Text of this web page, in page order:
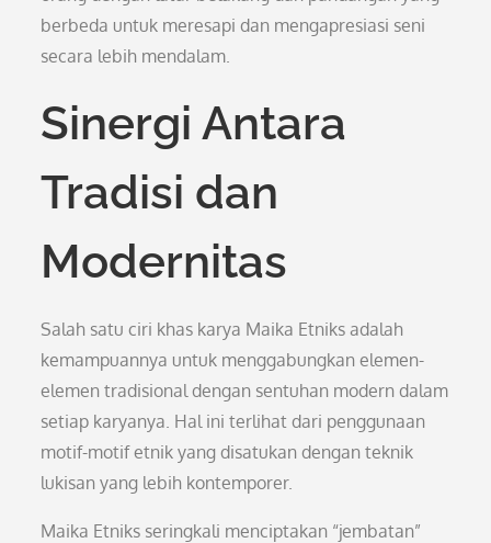
berbeda untuk meresapi dan mengapresiasi seni
secara lebih mendalam.
Sinergi Antara
Tradisi dan
Modernitas
Salah satu ciri khas karya Maika Etniks adalah
kemampuannya untuk menggabungkan elemen-
elemen tradisional dengan sentuhan modern dalam
setiap karyanya. Hal ini terlihat dari penggunaan
motif-motif etnik yang disatukan dengan teknik
lukisan yang lebih kontemporer.
Maika Etniks seringkali menciptakan “jembatan”